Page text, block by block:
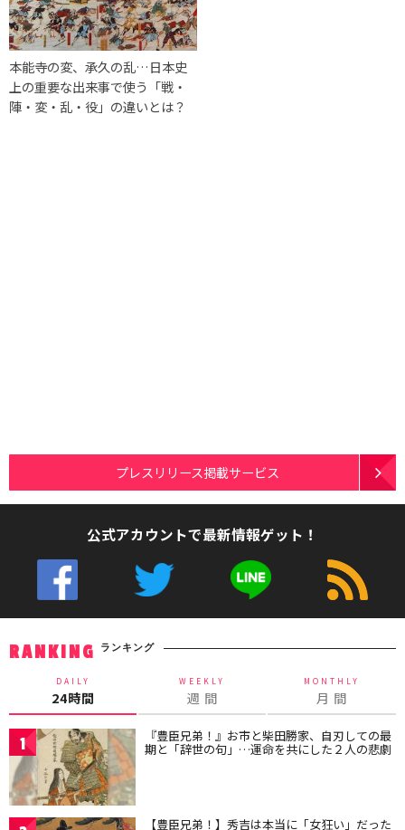
本能寺の変、承久の乱…日本史
上の重要な出来事で使う「戦・
陣・変・乱・役」の違いとは？
プレスリリース掲載サービス
公式アカウントで最新情報ゲット！
RANKING ランキング
DAILY
24時間
WEEKLY
週 間
MONTHLY
月 間
1 『豊臣兄弟！』お市と柴田勝家、自刃しての最
期と「辞世の句」…運命を共にした２人の悲劇
【豊臣兄弟！】秀吉は本当に「女狂い」だった